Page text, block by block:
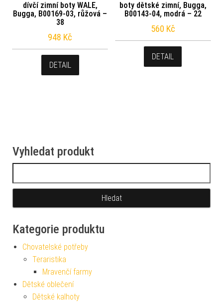
dívčí zimní boty WALE,
Bugga, B00169-03, růžová –
38
948 Kč
DETAIL
boty dětské zimní, Bugga,
B00143-04, modrá – 22
560 Kč
DETAIL
Vyhledat produkt
Kategorie produktu
Chovatelské potřeby
Teraristika
Mravenčí farmy
Dětské oblečení
Dětské kalhoty